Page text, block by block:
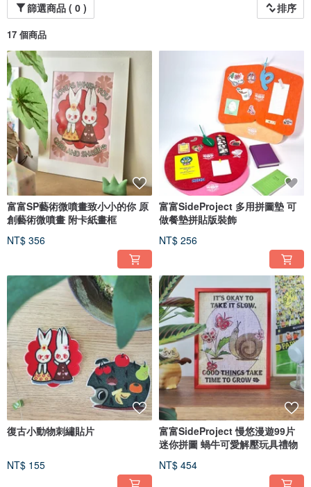
篩選商品 ( 0 )
排序
17 個商品
富富SP藝術微噴畫致小小的你 原
創藝術微噴畫 附卡紙畫框
NT$ 356
富富SideProject 多用拼圖墊 可
做餐墊拼貼版裝飾
NT$ 256
復古小動物刺繡貼片
NT$ 155
富富SideProject 慢悠漫遊99片
迷你拼圖 蝸牛可愛解壓玩具禮物
NT$ 454